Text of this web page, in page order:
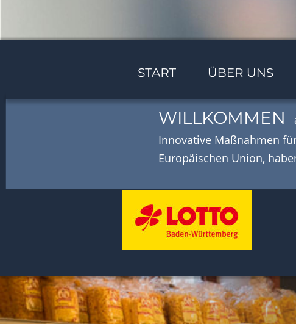
WILLKOMMEN
Innovative Maßnahmen
Europäischen Union,